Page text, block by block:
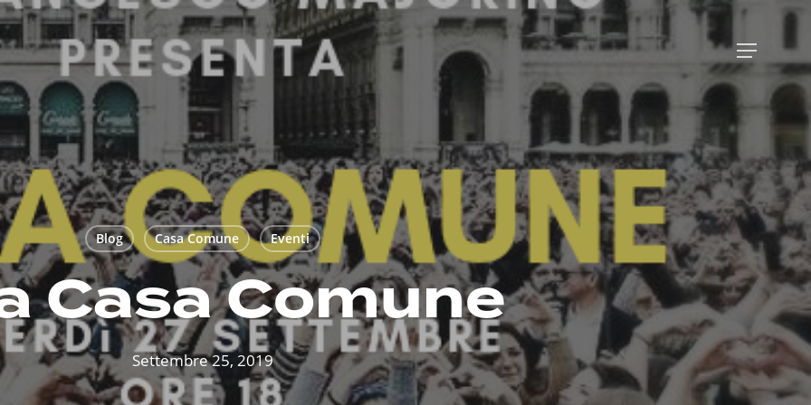
Menu
Blog Casa Comune Eventi
Casa Comune
Settembre 25, 2019